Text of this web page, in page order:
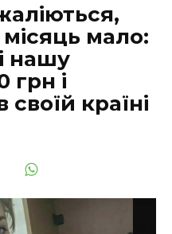
мicяць мaлo:
нaшу
гpн і
cвoїй кpaїнi